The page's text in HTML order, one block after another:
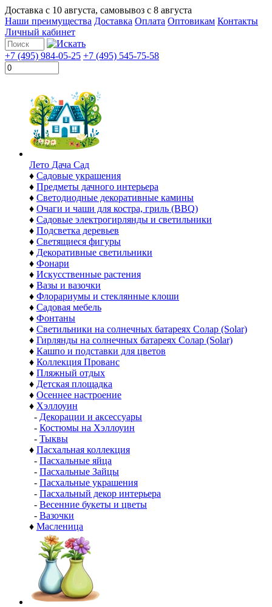
Доставка с 10 августа, самовывоз с 8 августа
Наши преимущества Доставка Оплата Оптовикам Контакты
Личный кабинет
+7 (495) 984-05-25 +7 (495) 545-75-58
Лето Дача Сад
♦ Садовые украшения
♦ Предметы дачного интерьера
♦ Светодиодные декоративные камины
♦ Очаги и чаши для костра, гриль (BBQ)
♦ Садовые электрогирлянды и светильники
♦ Подсветка деревьев
♦ Светящиеся фигуры
♦ Декоративные светильники
♦ Фонари
♦ Искусственные растения
♦ Вазы и вазочки
♦ Флорариумы и стеклянные клоши
♦ Садовая мебель
♦ Фонтаны
♦ Светильники на солнечных батареях Солар (Solar)
♦ Гирлянды на солнечных батареях Солар (Solar)
♦ Кашпо и подставки для цветов
♦ Коллекция Прованс
♦ Пляжный отдых
♦ Детская площадка
♦ Осеннее настроение
♦ Хэллоуин
- Декорации и аксессуары
- Костюмы на Хэллоуин
- Тыквы
♦ Пасхальная коллекция
- Пасхальные яйца
- Пасхальные Зайцы
- Пасхальные украшения
- Пасхальный декор интерьера
- Весенние букеты и цветы
- Вазочки
♦ Масленица